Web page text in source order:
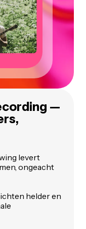
—
levert
ongeacht
helder en